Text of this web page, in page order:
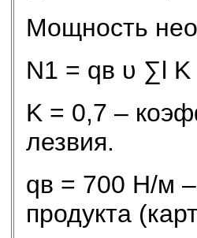
Мощность
N1 = qв υ ∑l K
K = 0,7 –
лезвия.
qв = 700 Н/м
продукта